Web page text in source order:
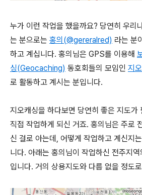
누가 이런 작업을 했을까요? 당연히 우리
는 분으로는 홍의(@gereralred) 라는 분
하고 계십니다. 홍의님은 GPS를 이용해
싱(Geocaching) 동호회들의 모임인 지
로 활동하고 계시는 분입니다.
지오캐싱을 하다보면 당연히 좋은 지도가
직접 작업하게 되신 거죠. 홍의님은 주로
신 걸로 아는데, 어떻게 작업하고 계신지는
니다. 아래는 홍의님이 작업하신 전주지
입니다. 거의 상용지도와 다름 없을 정도